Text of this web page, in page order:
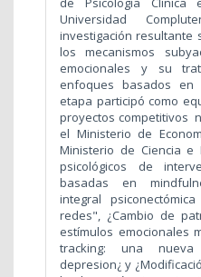
Universidad
investigación resultante
los mecanismos
emocionales y su
enfoques basados en
etapa participó como
proyectos competitivos
el Ministerio de
Ministerio de Ciencia e
psicológicos de
basadas en
integral
redes", ¿Cambio de
estímulos emocionales
tracking: una
depresion¿ y